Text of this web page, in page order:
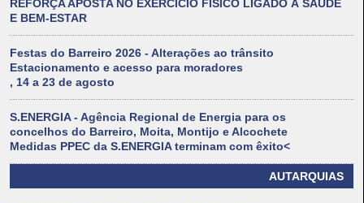
REFORÇA APOSTA NO EXERCÍCIO FÍSICO LIGADO À SAÚDE
E BEM-ESTAR
Festas do Barreiro 2026 - Alterações ao trânsito
Estacionamento e acesso para moradores
, 14 a 23 de agosto
S.ENERGIA - Agência Regional de Energia para os
concelhos do Barreiro, Moita, Montijo e Alcochete
Medidas PPEC da S.ENERGIA terminam com êxito<
AUTARQUIAS